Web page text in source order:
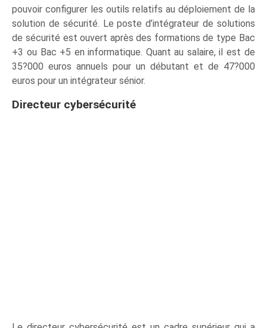
pouvoir configurer les outils relatifs au déploiement de la
solution de sécurité. Le poste d’intégrateur de solutions
de sécurité est ouvert après des formations de type Bac
+3 ou Bac +5 en informatique. Quant au salaire, il est de
35?000 euros annuels pour un débutant et de 47?000
euros pour un intégrateur sénior.
Directeur cybersécurité